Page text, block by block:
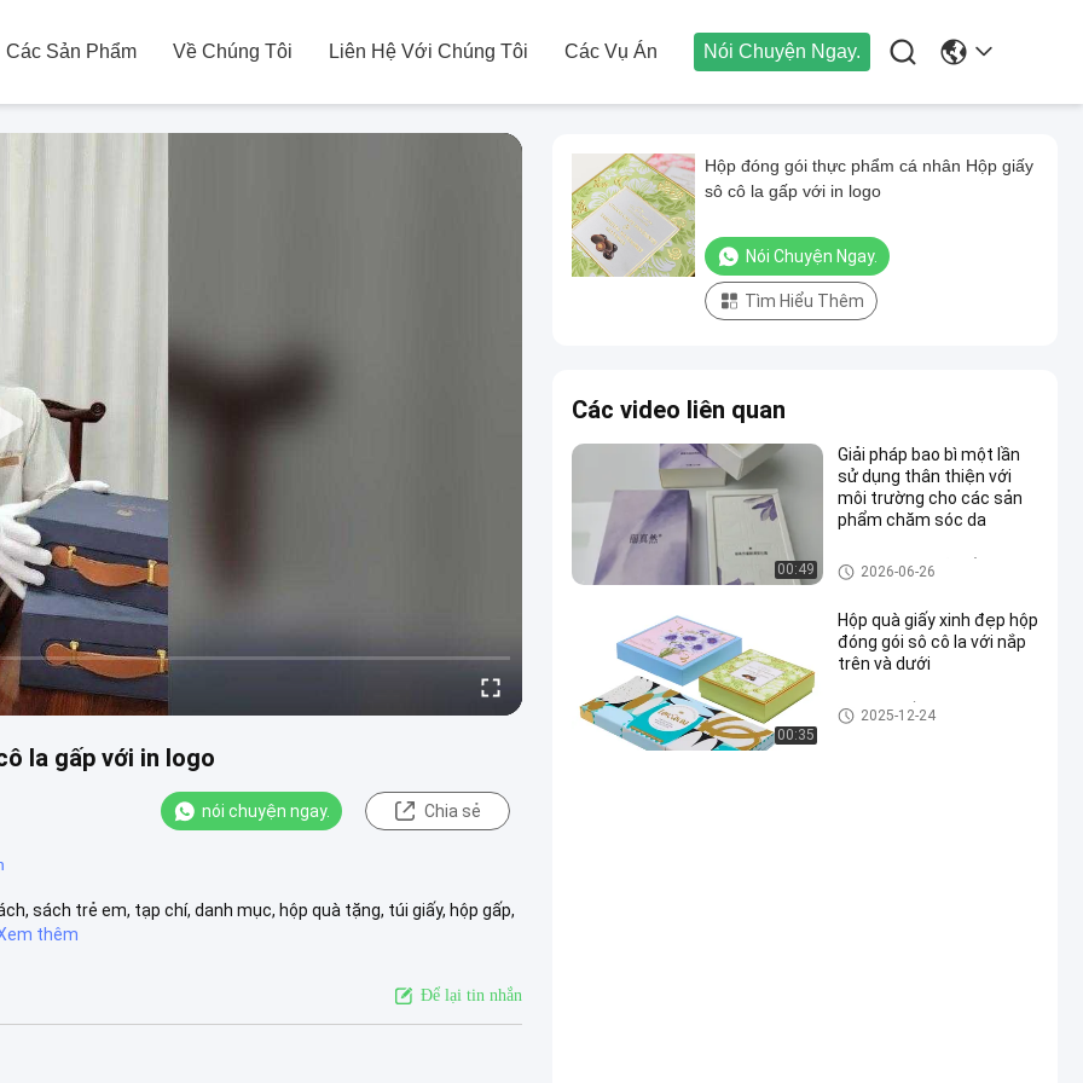
Các Sản Phẩm Về Chúng Tôi Liên Hệ Với Chúng Tôi Các Vụ Án Nói Chuyện Ngay. 
la gấp với in logo
nói chuyện ngay. Chia sẻ
sách trẻ em, tạp chí, danh mục, hộp quà tặng, túi giấy, hộp gấp,
thêm
Để lại tin nhắn
Hộp đóng gói thực phẩm cá nhân Hộp giấy
sô cô la gấp với in logo
Nói Chuyện Ngay.
Tìm Hiểu Thêm
Các video liên quan
00:49
Giải pháp bao bì một lần
sử dụng thân thiện với
môi trường cho các sản
phẩm chăm sóc da
Hộp đóng gói mỹ phẩm
2026-06-26
00:35
Hộp quà giấy xinh đẹp hộp
đóng gói sô cô la với nắp
trên và dưới
hộp quà giấy
2025-12-24